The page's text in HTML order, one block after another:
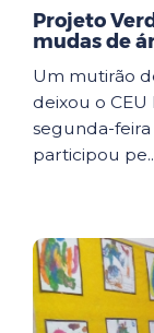
Projeto
mudas de
Um mutirão
deixou o
segunda-feira
participou